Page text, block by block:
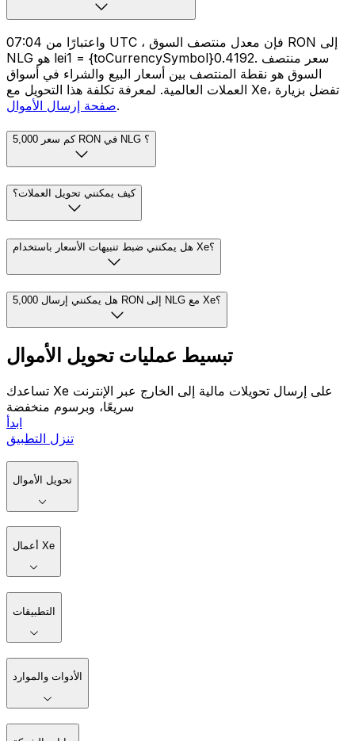
واعتبارًا من 07:04 UTC ، فإن معدل منتصف السوق RON إلى
NLG هو lei1 = {toCurrencySymbol}0.4192. سعر منتصف
السوق هو نقطة المنتصف بين أسعار البيع والشراء في أسواق
العملات العالمية. لمعرفة تكلفة هذا التحويل مع Xe، تفضل بزيارة
صفحة إرسال الأموال.
كم سعر 5,000 RON في NLG ؟
كيف يمكنني تحويل العملات؟
هل يمكنني ضبط تنبيهات الأسعار باستخدام Xe؟
هل يمكنني إرسال 5,000 RON إلى NLG مع Xe؟
تبسيط عمليات تحويل الأموال
تساعدك Xe على إرسال تحويلات مالية إلى الخارج عبر الإنترنت
سريعًا، وبرسوم منخفضة
ابدأ
تنزل التطبيق
تحويل الأموال
أعمال Xe
التطبيقات
الأدوات والموارد